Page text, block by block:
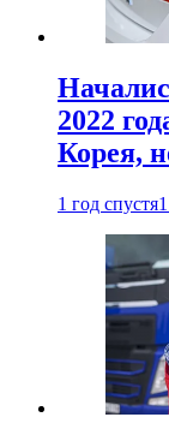
2022
Корея,
1 год спустя